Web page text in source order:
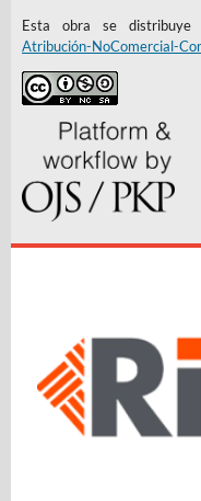
Esta obra se distribuye
Atribución-NoComercial-